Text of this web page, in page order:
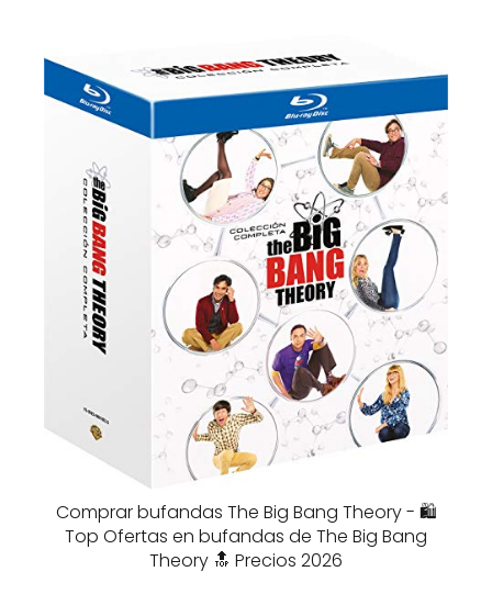
Comprar bufandas The Big Bang Theory - 🛍️
Top Ofertas en bufandas de The Big Bang
Theory 🔝 Precios 2026